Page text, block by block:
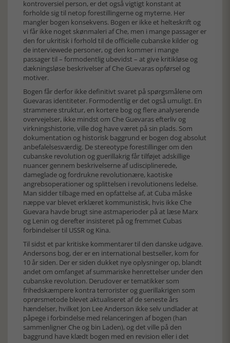
kontroversiel person, er det også vigtigt konstant at
forholde sig til netop forestillingerne og myterne. Her
mangler bogen konsekvens. Bogen er ikke et helteskrift og
vi får ikke noget skønmaleri af Che, men i mange passager er
den for ukritisk i forhold til de officielle cubanske kilder og
de interviewede personer, og den kommer i mange
passager til – formodentlig ubevidst – at give kritikløse og
dækningsløse beskrivelser af Che Guevaras opførsel og
motiver.
Bogen får derfor ikke definitivt svaret på spørgsmålene om
Guevaras identiteter. Formodentlig er det også umuligt. En
strammere struktur, en kortere bog og flere analyserende
overvejelser, ikke mindst om Che Guevaras efterliv og
virkningshistorie, ville dog have været på sin plads. Som
dokumentation og historisk baggrund er bogen dog absolut
anbefalelsesværdig. De stereotype forestillinger om den
cubanske revolution og guerillakrig får tilføjet adskillige
nuancer gennem beskrivelserne af udisciplinerede,
dameglade og fordrukne revolutionære, kaotiske
angrebsoperationer og splittelsen i revolutionens ledelse.
Man sidder tilbage med en opfattelse af, at Cuba måske
næppe var blevet erklæret kommunistisk, hvis ikke Che
Guevara havde brugt sine astmaperioder på at læse Marx
og Lenin og derefter insisteret på og fremmet Cubas
forbindelser til USSR og Kina.
Til sidst et par kritiske kommentarer til den danske udgave.
Andersons bog, der er en international bestseller, kom for
10 år siden. Der er siden dukket nye oplysninger op, blandt
andet om omfanget af summariske henrettelser under den
cubanske revolution. Derudover er tematikker som
frihedskæmpere kontra terrorister og guerillakrigen som
oprørsmetode blevet aktualiseret af de seneste års
hændelser, hvilket Jon Lee Anderson ikke selv undlader at
påpege i forbindelse med relanceringen af bogen (han
sammenligner Che og bin Laden), og det ville på den
baggrund have klædt bogen med en revision eller i det